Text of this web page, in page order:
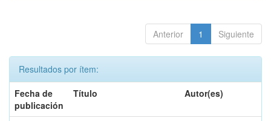
Anterior 1 Siguiente
Resultados por ítem:
Fecha de
publicación
Título Autor(es)